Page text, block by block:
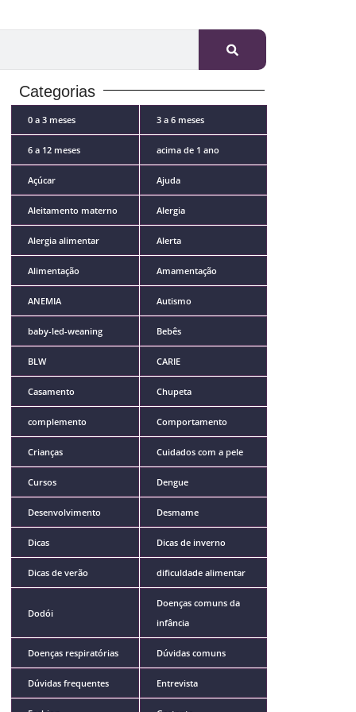
Categorias
0 a 3 meses 3 a 6 meses
6 a 12 meses acima de 1 ano
Açúcar Ajuda
Aleitamento materno Alergia
Alergia alimentar Alerta
Alimentação Amamentação
ANEMIA Autismo
baby-led-weaning Bebês
BLW CARIE
Casamento Chupeta
complemento Comportamento
Crianças Cuidados com a pele
Cursos Dengue
Desenvolvimento Desmame
Dicas Dicas de inverno
Dicas de verão dificuldade alimentar
Dodói
Doenças comuns da
infância
Doenças respiratórias Dúvidas comuns
Dúvidas frequentes Entrevista